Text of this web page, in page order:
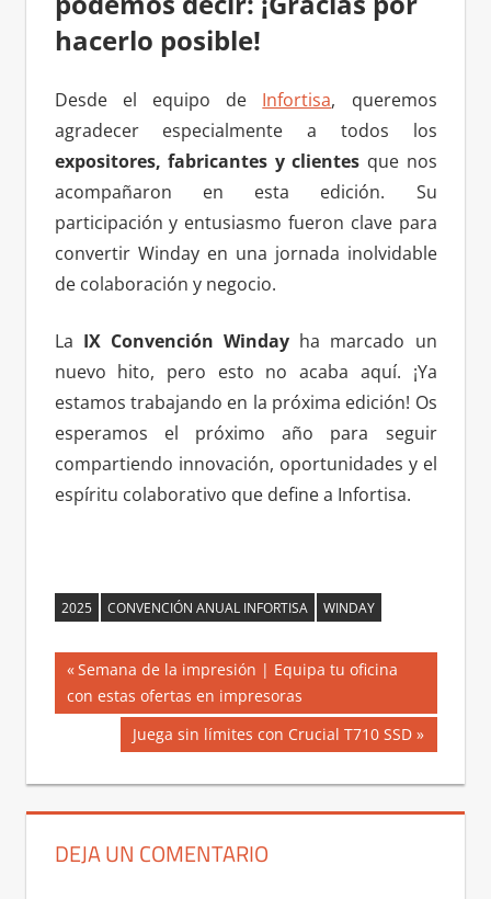
hacerlo posible!
Desde el equipo de Infortisa, queremos
agradecer especialmente a todos los
expositores, fabricantes y clientes que nos
acompañaron en esta edición. Su
participación y entusiasmo fueron clave para
convertir Winday en una jornada inolvidable
de colaboración y negocio.
La IX Convención Winday ha marcado un
nuevo hito, pero esto no acaba aquí. ¡Ya
estamos trabajando en la próxima edición! Os
esperamos el próximo año para seguir
compartiendo innovación, oportunidades y el
espíritu colaborativo que define a Infortisa.
2025 CONVENCIÓN ANUAL INFORTISA WINDAY
Navegación
de
entradas
Entrada
anterior:
Semana de la impresión | Equipa tu oficina
con estas ofertas en impresoras
Siguiente
Juega sin límites con Crucial T710 SSD
DEJA UN COMENTARIO